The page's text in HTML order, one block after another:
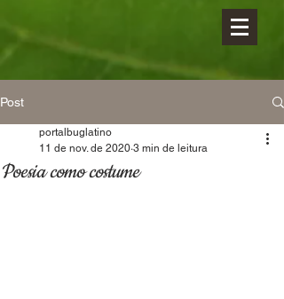
Post
Poesia como costume
portalbuglatino
11 de nov. de 2020 3 min de leitura